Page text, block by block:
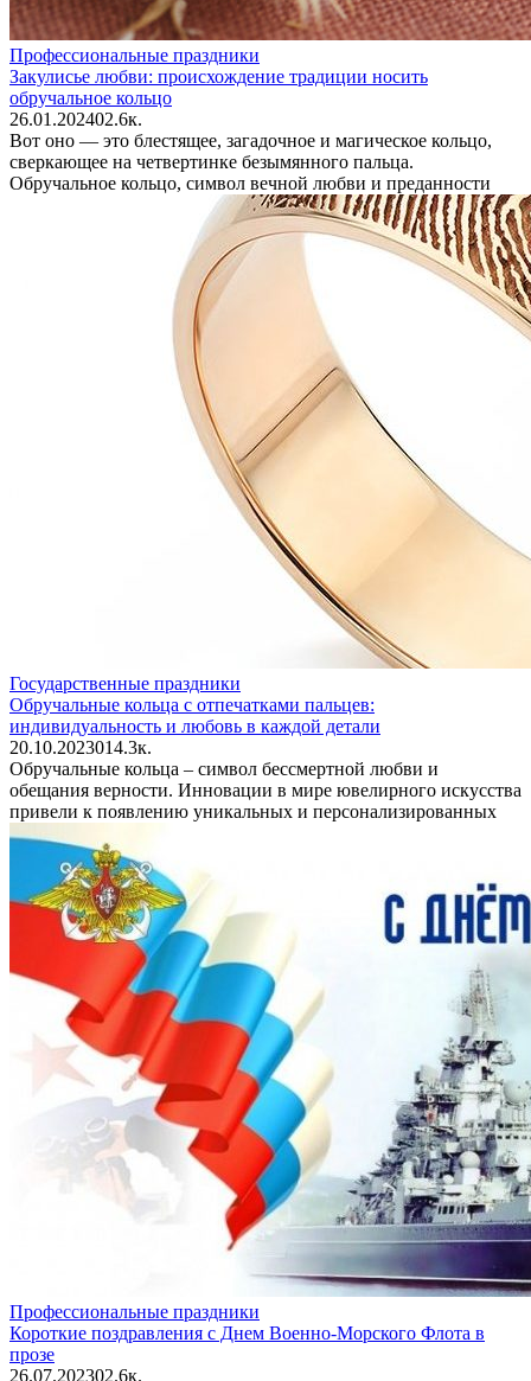
Профессиональные праздники
Закулисье любви: происхождение традиции носить
обручальное кольцо
26.01.202402.6к.
Вот оно — это блестящее, загадочное и магическое кольцо,
сверкающее на четвертинке безымянного пальца.
Обручальное кольцо, символ вечной любви и преданности
Государственные праздники
Обручальные кольца с отпечатками пальцев:
индивидуальность и любовь в каждой детали
20.10.2023014.3к.
Обручальные кольца – символ бессмертной любви и
обещания верности. Инновации в мире ювелирного искусства
привели к появлению уникальных и персонализированных
Профессиональные праздники
Короткие поздравления с Днем Военно-Морского Флота в
прозе
26.07.202302.6к.